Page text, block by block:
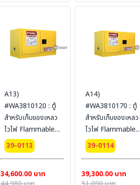
SYSBEL (ไม่รวม
SYSBEL (ไม่รวม
A13)
#WA3810120 : ตู้
สำหรับเก็บของเหลว
ไวไฟ Flammable
Cabinets 45 L 2
door (manual)
Ext dimension
39-0113
34,600.00 บาท
A14)
#WA3810170 : ตู้
สำหรับเก็บของเหลว
ไวไฟ Flammable
Cabinets 64 L 2
door (manual)
Ext dimension
39-0114
39,300.00 บาท